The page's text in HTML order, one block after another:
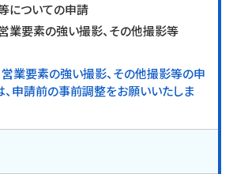
についての申請
業要素の強い撮影、その他撮影等
業要素の強い撮影、その他撮影等の申
、申請前の事前調整をお願いいたしま